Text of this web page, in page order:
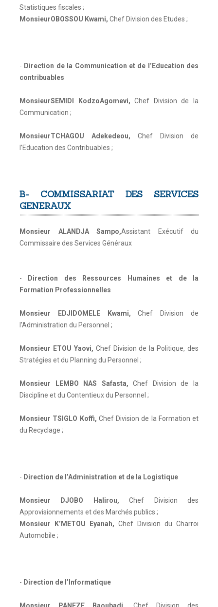
Statistiques fiscales ;
MonsieurOBOSSOU Kwami, Chef Division des Etudes ;
- Direction de la Communication et de l’Education des
contribuables
MonsieurSEMIDI KodzoAgomevi, Chef Division de la
Communication ;
MonsieurTCHAGOU Adekedeou, Chef Division de
l’Education des Contribuables ;
B- COMMISSARIAT DES SERVICES
GENERAUX
Monsieur ALANDJA Sampo,Assistant Exécutif du
Commissaire des Services Généraux
-
Direction des Ressources Humaines et de la
Formation Professionnelles
Monsieur EDJIDOMELE Kwami, Chef Division de
l’Administration du Personnel ;
Monsieur ETOU Yaovi, Chef Division de la Politique, des
Stratégies et du Planning du Personnel ;
Monsieur LEMBO NAS Safasta, Chef Division de la
Discipline et du Contentieux du Personnel ;
Monsieur TSIGLO Koffi, Chef Division de la Formation et
du Recyclage ;
- Direction de l’Administration et de la Logistique
Monsieur DJOBO Halirou, Chef Division des
Approvisionnements et des Marchés publics ;
Monsieur K’METOU Eyanah, Chef Division du Charroi
Automobile ;
- Direction de l’Informatique